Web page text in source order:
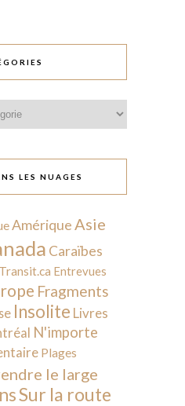
LES NUAGES
Amérique Asie
Caraïbes
Entrevues
Fragments
Insolite Livres
N'importe
Plages
le large
Sur la route